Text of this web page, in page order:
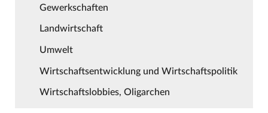
Gewerkschaften
Landwirtschaft
Umwelt
Wirtschaftsentwicklung und Wirtschaftspolitik
Wirtschaftslobbies, Oligarchen